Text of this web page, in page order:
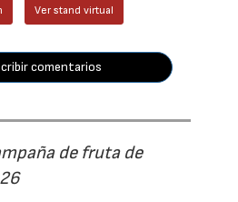
Ver stand virtual
comentarios
de fruta de